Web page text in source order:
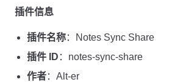
插件信息
插件名称：Notes Sync Share
插件 ID ：notes-sync-share
作者：Alt-er